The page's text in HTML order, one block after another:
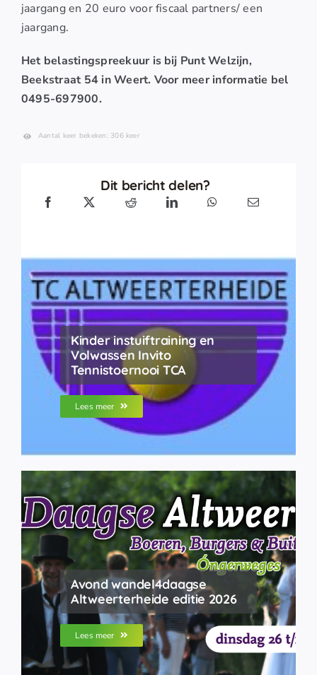
jaargang en 20 euro voor fiscaal partners/ een
jaargang.
Het belastingspreekuur is bij Punt Welzijn,
Beekstraat 54 in Weert. Voor meer informatie bel
0495-697900.
Aantal keer bekeken: 306 keer
Dit bericht delen?
Kinder instuiftraining en
Volwassen Invito
Tennistoernooi TCA
Lees meer
Avond wandel4daagse
Altweerterheide editie 2026
Lees meer